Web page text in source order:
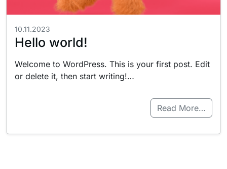
10.11.2023
Hello world!
Welcome to WordPress. This is your first post. Edit
or delete it, then start writing!…
Read More…